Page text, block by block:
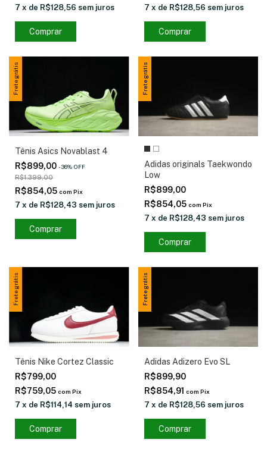
7 x de R$128,56 sem juros
Comprar
7 x de R$128,56 sem juros
Comprar
Frete grátis
Tênis Asics Novablast 4
R$899,00 -36% OFF
R$1.399,00
R$854,05 com Pix
7 x de R$128,43 sem juros
Comprar
Frete grátis
Adidas originals Taekwondo
Low
R$899,00
R$854,05 com Pix
7 x de R$128,43 sem juros
Comprar
Frete grátis
Tênis Nike Cortez Classic
R$799,00
R$759,05 com Pix
7 x de R$114,14 sem juros
Comprar
Frete grátis
Adidas Adizero Evo SL
R$899,90
R$854,91 com Pix
7 x de R$128,56 sem juros
Comprar